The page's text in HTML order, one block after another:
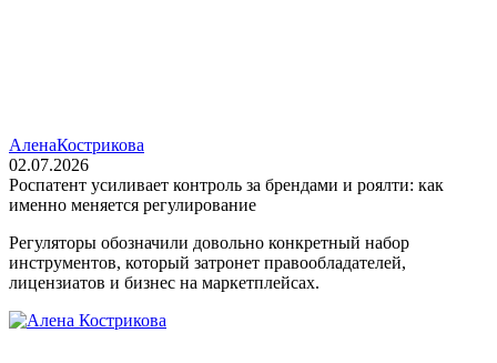
АленаКострикова
02.07.2026
Роспатент усиливает контроль за брендами и роялти: как
именно меняется регулирование
Регуляторы обозначили довольно конкретный набор
инструментов, который затронет правообладателей,
лицензиатов и бизнес на маркетплейсах.